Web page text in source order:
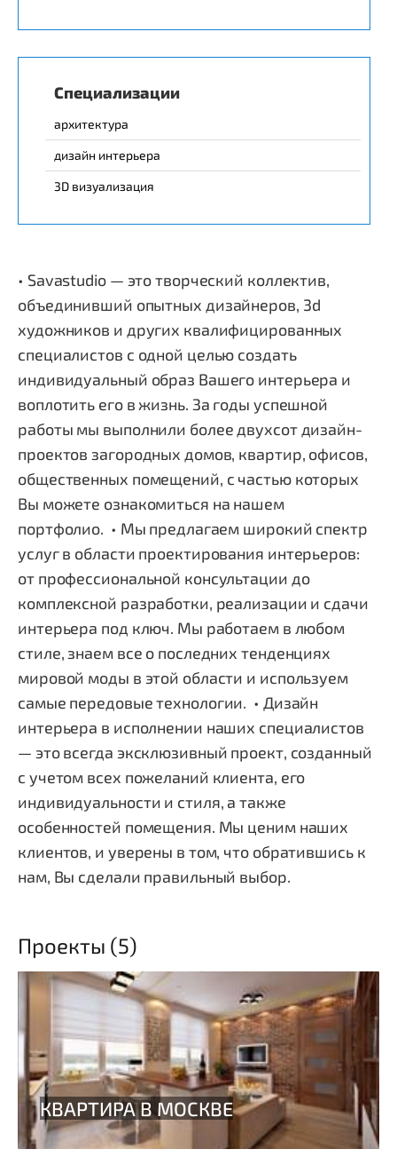
Специализации
архитектура
дизайн интерьера
3D визуализация
• Savastudio — это творческий коллектив,
объединивший опытных дизайнеров, 3d
художников и других квалифицированных
специалистов с одной целью создать
индивидуальный образ Вашего интерьера и
воплотить его в жизнь. За годы успешной
работы мы выполнили более двухсот дизайн-
проектов загородных домов, квартир, офисов,
общественных помещений, с частью которых
Вы можете ознакомиться на нашем
портфолио. • Мы предлагаем широкий спектр
услуг в области проектирования интерьеров:
от профессиональной консультации до
комплексной разработки, реализации и сдачи
интерьера под ключ. Мы работаем в любом
стиле, знаем все о последних тенденциях
мировой моды в этой области и используем
самые передовые технологии. • Дизайн
интерьера в исполнении наших специалистов
— это всегда эксклюзивный проект, созданный
с учетом всех пожеланий клиента, его
индивидуальности и стиля, а также
особенностей помещения. Мы ценим наших
клиентов, и уверены в том, что обратившись к
нам, Вы сделали правильный выбор.
Проекты (5)